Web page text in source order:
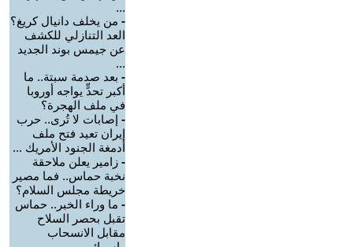
...
- من يخلف دانيال كريغ؟
العد التنازلي للكشف
عن جيمس بوند الجديد
...
- بعد صدمة سبتة.. ما
أكبر تحدٍّ يواجه أوروبا
في ملف الهجرة؟
- إصابات لا تُرى.. حرب
إيران تعيد فتح ملف
أدمغة الجنود الأمريك ...
- زامير يعلن ملاحقة
نخبة حماس.. فما مصير
خريطة مجلس السلام؟
- ما وراء الخبر.. حماس
تقبل بحصر السلاح
مقابل الانسحاب